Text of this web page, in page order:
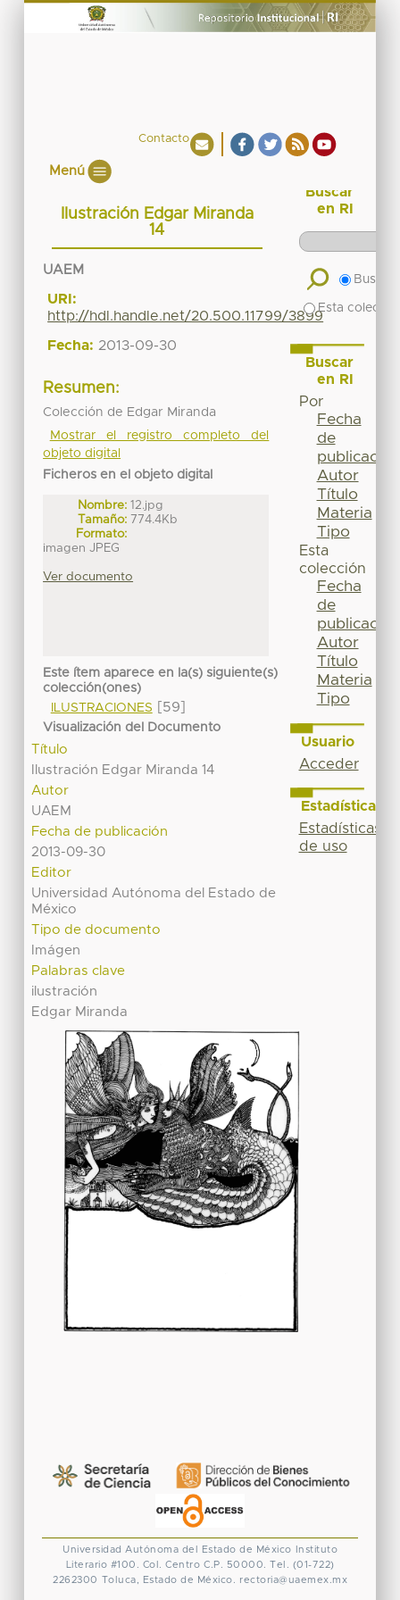
Contacto
Menú
Ilustración Edgar Miranda
14
UAEM
URI:
http://hdl.handle.net/20.500.11799/3899
Fecha: 2013-09-30
Resumen:
Colección de Edgar Miranda
Mostrar el registro completo del
objeto digital
Ficheros en el objeto digital
Nombre: 12.jpg
Tamaño: 774.4Kb
Formato:
imagen JPEG
Ver documento
Este ítem aparece en la(s) siguiente(s)
colección(ones)
ILUSTRACIONES
[59]
Visualización del Documento
Título
Ilustración Edgar Miranda 14
Autor
UAEM
Fecha de publicación
2013-09-30
Editor
Universidad Autónoma del Estado de
México
Tipo de documento
Imágen
Palabras clave
ilustración
Edgar Miranda
Buscar
en RI
Buscar
Esta
Buscar
en RI
Por
Fecha
de
publicación
Autor
Título
Materia
Tipo
Esta
colección
Fecha
de
publicación
Autor
Título
Materia
Tipo
Usuario
Acceder
Estadísticas
Estadísticas
de uso
Universidad Autónoma del Estado de México
Instituto
Literario #100. Col. Centro C.P. 50000. Tel. (01-722)
2262300 Toluca, Estado de México. rectoria@uaemex.mx